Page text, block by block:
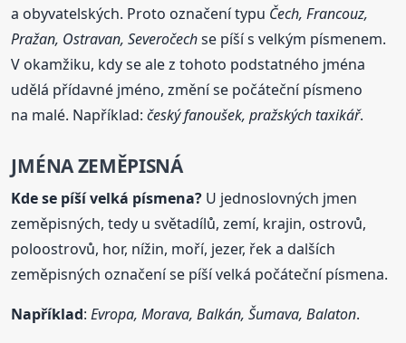
a obyvatelských. Proto označení typu Čech, Francouz,
Pražan, Ostravan, Severočechse píší s velkým písmenem.
V okamžiku, kdy se ale z tohoto podstatného jména
udělá přídavné jméno, změní se počáteční písmeno
na malé. Například:český fanoušek, pražských taxikář.
JMÉNA ZEMĚPISNÁ
Kde se píší velká písmena? U jednoslovných jmen
zeměpisných, tedy u světadílů, zemí, krajin, ostrovů,
poloostrovů, hor, nížin, moří, jezer, řek a dalších
zeměpisných označení se píší velká počáteční písmena.
Například:Evropa, Morava, Balkán, Šumava, Balaton.